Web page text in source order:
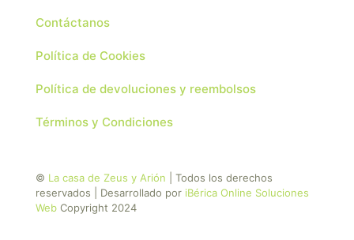
Contáctanos
Política de Cookies
Política de devoluciones y reembolsos
Términos y Condiciones
© La casa de Zeus y Arión | Todos los derechos
reservados | Desarrollado por iBérica Online Soluciones
Web Copyright 2024